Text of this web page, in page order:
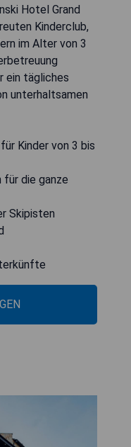
Hotel Grand
Kinderclub,
im Alter von 3
ein tägliches
unterhaltsamen
Kinder von 3 bis
die ganze
Skipisten